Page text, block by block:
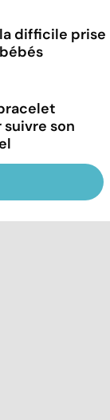
difficile prise
son